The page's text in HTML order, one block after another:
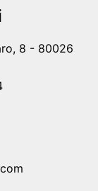
8 - 80026